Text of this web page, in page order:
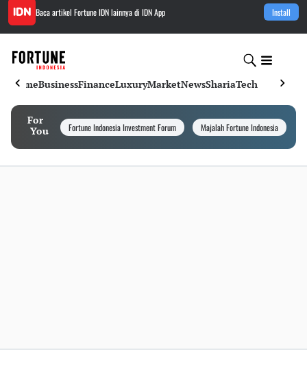
Baca artikel Fortune IDNlainnya di IDN App Install
HomeBusinessFinanceLuxuryMarketNewsShariaTech
For
You
Fortune Indonesia Investment Forum Majalah Fortune Indonesia